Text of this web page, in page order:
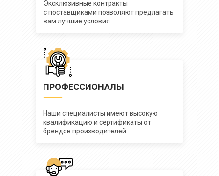
Эксклюзивные контракты
с поставщиками позволяют предлагать
вам лучшие условия
Наши специалисты имеют высокую
квалификацию и сертификаты от
брендов производителей
ПРОФЕССИОНАЛЫ